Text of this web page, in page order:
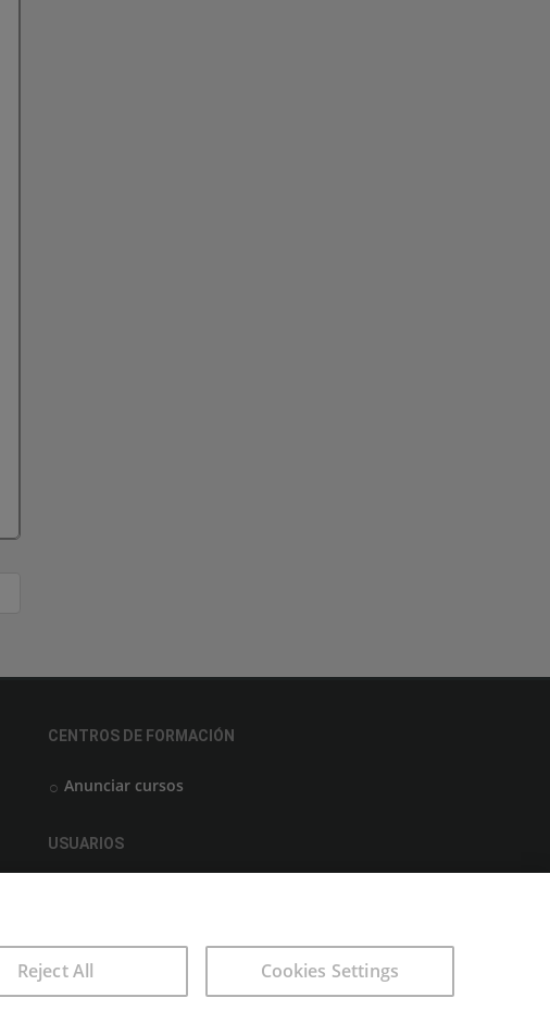
CENTROS DE FORMACIÓN
Anunciar cursos
USUARIOS
Cookies Settings
Reject All